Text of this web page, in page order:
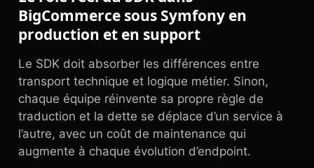
BigCommerce sous Symfony en
production et en support
Le SDK doit absorber les différences entre
transport technique et logique métier. Sinon,
chaque équipe réinvente sa propre règle de
traduction et la dette se déplace d’un service à
l’autre, avec un coût de maintenance qui
augmente à chaque évolution d’endpoint.